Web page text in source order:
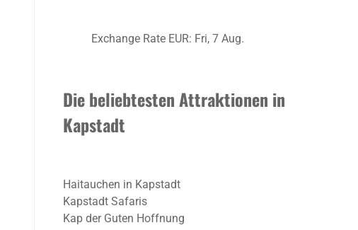
Exchange Rate EUR: Fri, 7 Aug.
Die beliebtesten Attraktionen in
Kapstadt
Haitauchen in Kapstadt
Kapstadt Safaris
Kap der Guten Hoffnung